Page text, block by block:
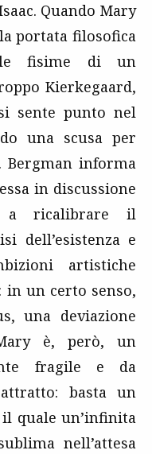
Quando Mary
portata filosofica
fisime di un
Kierkegaard,
sente punto nel
una scusa per
informa
in discussione
a ricalibrare il
dell’esistenza e
artistiche
in un certo senso,
una deviazione
è, però, un
fragile e da
basta un
quale un’infinita
nell’attesa